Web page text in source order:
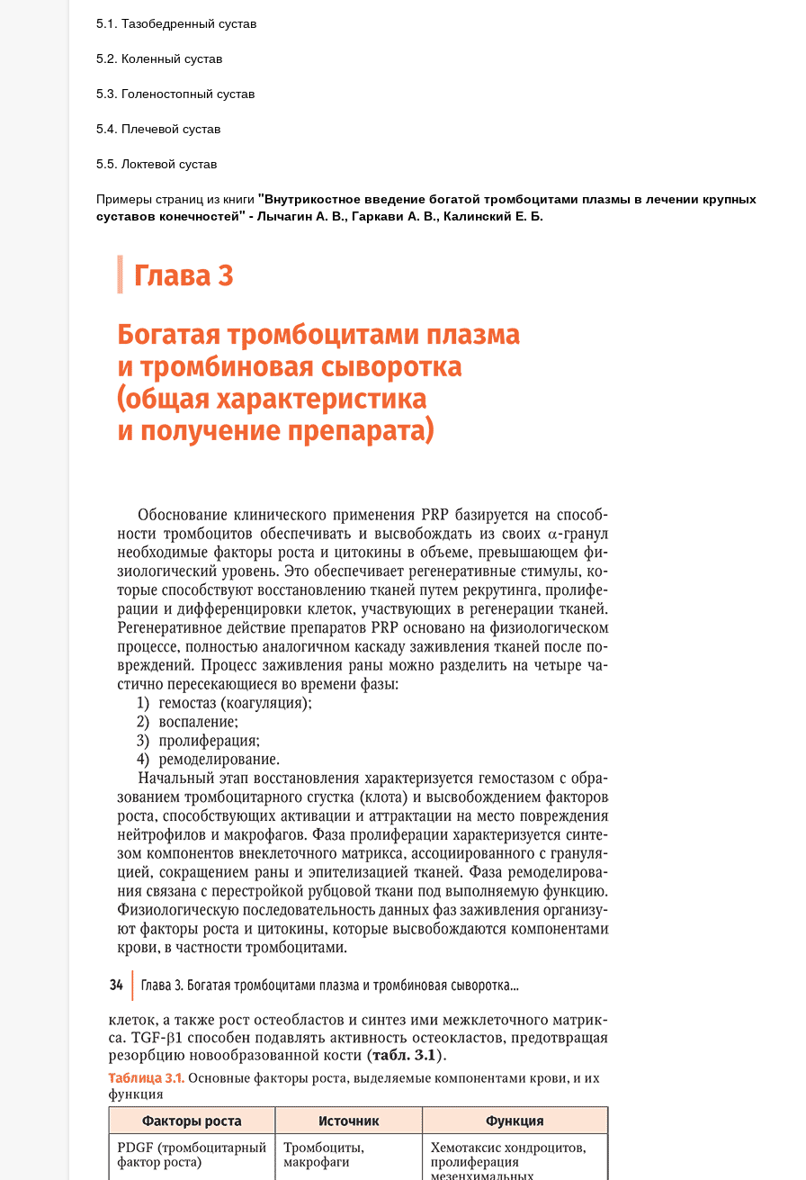
5.1. Тазобедренный сустав
5.2. Коленный сустав
5.3. Голеностопный сустав
5.4. Плечевой сустав
5.5. Локтевой сустав
Примеры страниц из книги "Внутрикостное введение богатой тромбоцитами плазмы в лечении крупных
суставов конечностей" - Лычагин А. В., Гаркави А. В., Калинский Е. Б.